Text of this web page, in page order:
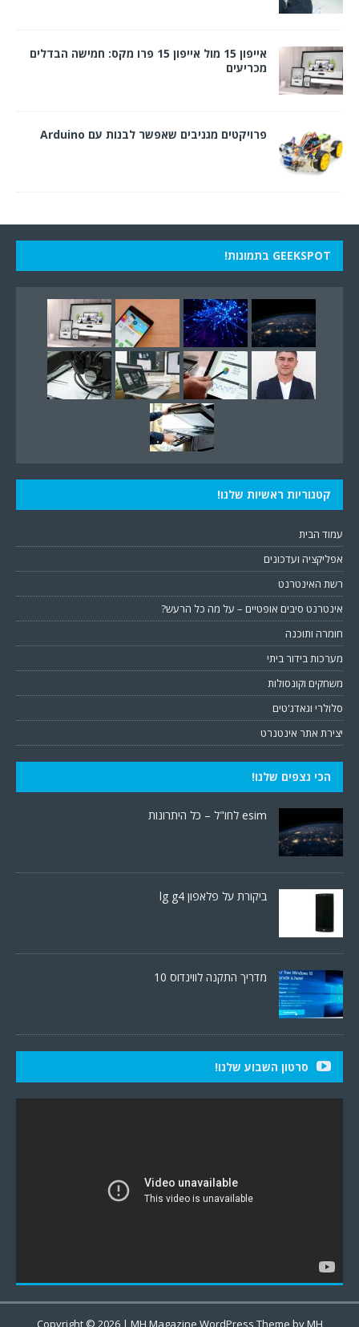
אייפון 15 מול אייפון 15 פרו מקס: חמישה הבדלים
מכריעים
פרויקטים מגניבים שאפשר לבנות עם Arduino
GEEKSPOT בתמונות!
קטגוריות ראשיות שלנו!
עמוד הבית
אפליקציה ועדכונים
רשת האינטרנט
אינטרנט סיבים אופטיים – על מה כל הרעש?
חומרה ותוכנה
מערכות בידור ביתי
משחקים וקונסולות
סלולרי וגאדג'טים
יצירת אתר אינטנרט
הכי נצפים שלנו!
esim לחו"ל – כל היתרונות
ביקורת על פלאפון lg g4
מדריך התקנה לווינדוס 10
סרטון השבוע שלנו!
Copyright © 2026 | MH Magazine WordPress Theme byMH